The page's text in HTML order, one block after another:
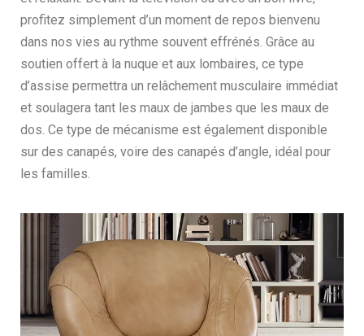
profitez simplement d’un moment de repos bienvenu
dans nos vies au rythme souvent effrénés. Grâce au
soutien offert à la nuque et aux lombaires, ce type
d’assise permettra un relâchement musculaire immédiat
et soulagera tant les maux de jambes que les maux de
dos. Ce type de mécanisme est également disponible
sur des canapés, voire des canapés d’angle, idéal pour
les familles.